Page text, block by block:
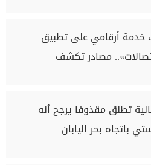
أرقامي على تطبيق
مصادر تكشف
تطلق مقذوفا يرجح أنه
باتجاه بحر اليابان